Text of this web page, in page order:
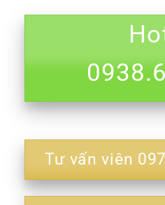
Tư vấn viên